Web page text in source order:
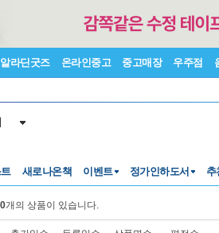
알라딘굿즈 온라인중고 중고매장 우주점
새로나온책 이벤트 정가인하도서 추
개의 상품이 있습니다.